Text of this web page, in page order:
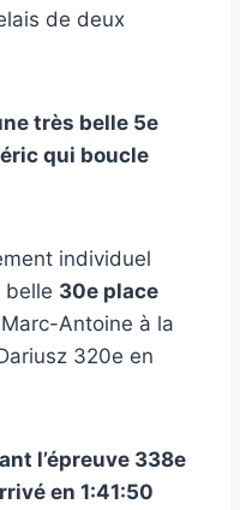
de deux
très belle 5e
qui boucle
individuel
belle 30e place
Antoine à la
320e en
l’épreuve 338e
en 1:41:50